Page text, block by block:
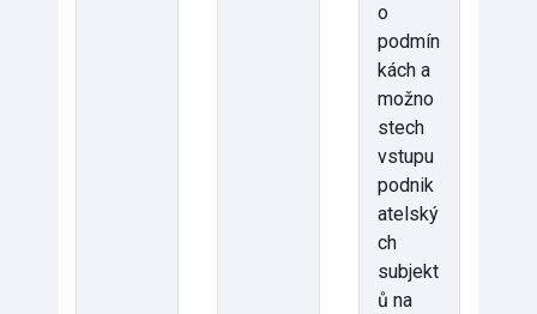
o
podmín
kách a
možno
stech
vstupu
podnik
atelský
ch
subjekt
ů na